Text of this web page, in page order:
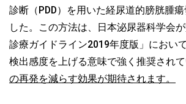
診断（PDD）を用いた経尿道的膀胱腫
した。この方法は、日本泌尿器科学会
診療ガイドライン2019年度版」におい
検出感度を上げる意味で強く推奨されて
の再発を減らす効果が期待されます。